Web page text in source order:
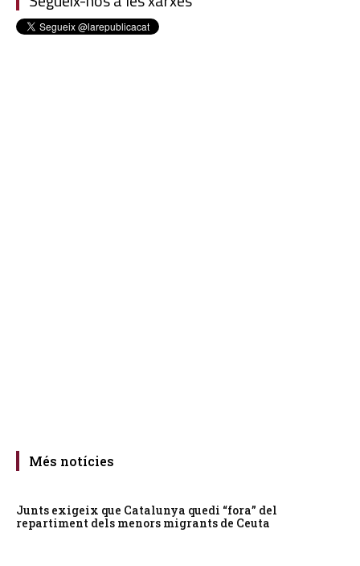
Més notícies
Junts exigeix que Catalunya quedi “fora” del
repartiment dels menors migrants de Ceuta